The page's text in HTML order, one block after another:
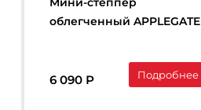
облегченный APPLEGATE
6 090 Р Подробнее